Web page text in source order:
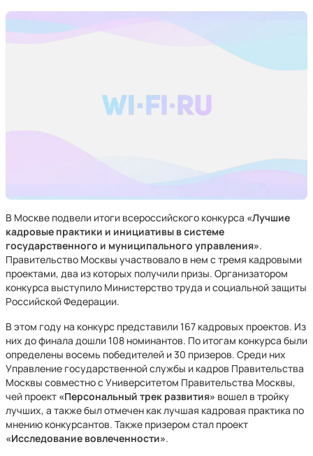
В Москве подвели итоги всероссийского конкурса «Лучшие
кадровые практики и инициативы в системе
государственного и муниципального управления».
Правительство Москвы участвовало в нем с тремя кадровыми
проектами, два из которых получили призы. Организатором
конкурса выступило Министерство труда и социальной защиты
Российской Федерации.
В этом году на конкурс представили 167 кадровых проектов. Из
них до финала дошли 108 номинантов. По итогам конкурса были
определены восемь победителей и 30 призеров. Среди них
Управление государственной службы и кадров Правительства
Москвы совместно с Университетом Правительства Москвы,
чей проект «Персональный трек развития» вошел в тройку
лучших, а также был отмечен как лучшая кадровая практика по
мнению конкурсантов. Также призером стал проект
«Исследование вовлеченности».